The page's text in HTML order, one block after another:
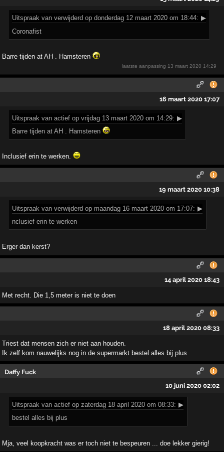
Uitspraak van verwijderd op donderdag 12 maart 2020 om 18:44: ▶
Coronafist
Barre tijden at AH . Hamsteren
laatste aanpassing 13 maart 2020 14:29
16 maart 2020 17:07
Uitspraak van actief op vrijdag 13 maart 2020 om 14:29: ▶
Barre tijden at AH . Hamsteren
Inclusief erin te werken.
19 maart 2020 10:38
Uitspraak van verwijderd op maandag 16 maart 2020 om 17:07: ▶
nclusief erin te werken
Erger dan kerst?
14 april 2020 18:43
Met recht. Die 1,5 meter is niet te doen
18 april 2020 08:33
Triest dat mensen zich er niet aan houden.
Ik zelf kom nauwelijks nog in de supermarkt bestel alles bij plus
Daffy Fuck
10 juni 2020 02:02
Uitspraak van actief op zaterdag 18 april 2020 om 08:33: ▶
bestel alles bij plus
Mja, veel koopkracht was er toch niet te bespeuren ... doe lekker gierig!